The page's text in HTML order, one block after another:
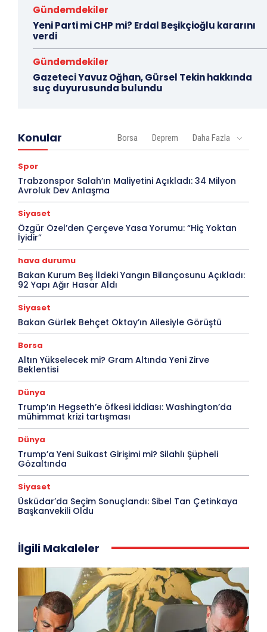
Gündemdekiler
Yeni Parti mi CHP mi? Erdal Beşikçioğlu kararını
verdi
Gündemdekiler
Gazeteci Yavuz Oğhan, Gürsel Tekin hakkında
suç duyurusunda bulundu
Konular Borsa Deprem Daha Fazla
Spor
Trabzonspor Salah’ın Maliyetini Açıkladı: 34 Milyon
Avroluk Dev Anlaşma
Siyaset
Özgür Özel’den Çerçeve Yasa Yorumu: “Hiç Yoktan
İyidir”
hava durumu
Bakan Kurum Beş İldeki Yangın Bilançosunu Açıkladı:
92 Yapı Ağır Hasar Aldı
Siyaset
Bakan Gürlek Behçet Oktay’ın Ailesiyle Görüştü
Borsa
Altın Yükselecek mi? Gram Altında Yeni Zirve
Beklentisi
Dünya
Trump’ın Hegseth’e öfkesi iddiası: Washington’da
mühimmat krizi tartışması
Dünya
Trump’a Yeni Suikast Girişimi mi? Silahlı Şüpheli
Gözaltında
Siyaset
Üsküdar’da Seçim Sonuçlandı: Sibel Tan Çetinkaya
Başkanvekili Oldu
İlgili Makaleler